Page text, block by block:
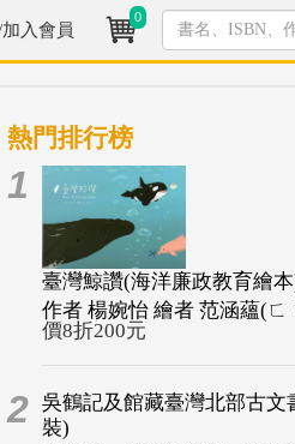
入會員
0
熱門排行榜
1
臺灣鯨讚(海洋廉政教育繪
作者 楊婉怡 繪者 范涵蘊(ㄈ
價8折200元
2 吳鶴記及館藏臺灣北部古文
裝)